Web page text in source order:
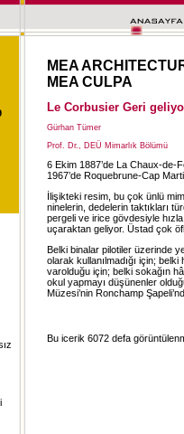
MEA
MEA CULPA
Le Corbusier Geri
Gürhan Tümer
Prof. Dr., DEÜ Mimarlık Bölümü
6 Ekim 1887’de La Chaux-de-
1967’de Roquebrune-Cap
İlişikteki resim, bu çok ünlü
ninelerin, dedelerin taktıkları
pergeli ve irice gövdesiyle
uçaraktan geliyor. Üstad çok
Belki binalar pilotiler üzerinde
olarak kullanılmadığı için;
varolduğu için; belki sokağın
okul yapmayı düşünenler
Müzesi’nin Ronchamp
Bu icerik 6072 defa